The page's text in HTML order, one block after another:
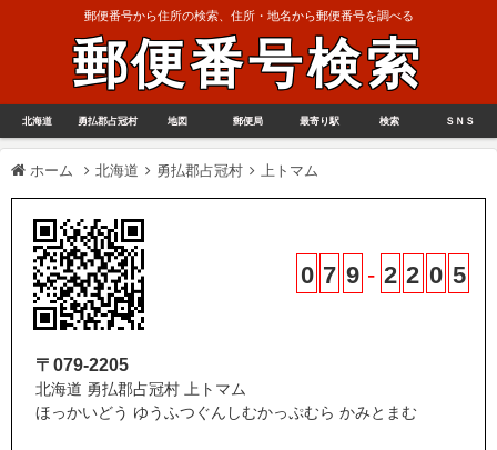
郵便番号から住所の検索、住所・地名から郵便番号を調べる
郵便番号検索
北海道 勇払郡占冠村 地図 郵便局 最寄り駅 検索 ＳＮＳ
ホーム 北海道 勇払郡占冠村 上トマム
0 7 9 - 2 2 0 5
〒079-2205
北海道 勇払郡占冠村 上トマム
ほっかいどう ゆうふつぐんしむかっぷむら かみとまむ